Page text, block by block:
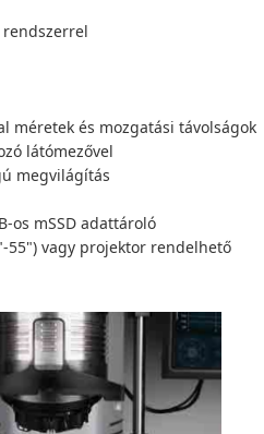
méretek és mozgatási távolságok
látómezővel
megvilágítás
os mSSD adattároló
55") vagy projektor rendelhető